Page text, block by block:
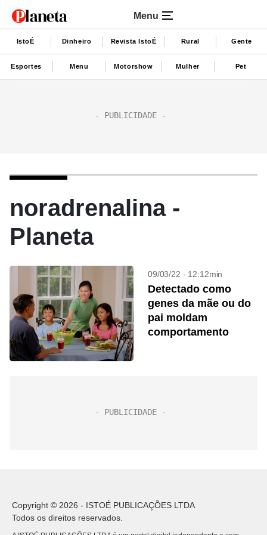
Menu
IstoÉ Dinheiro Revista IstoÉ Rural Gente
Esportes Menu Motorshow Mulher Pet
noradrenalina -
Planeta
09/03/22 - 12:12min
Detectado como
genes da mãe ou do
pai moldam
comportamento
Copyright © 2026 - ISTOÉ PUBLICAÇÕES LTDA
Todos os direitos reservados.